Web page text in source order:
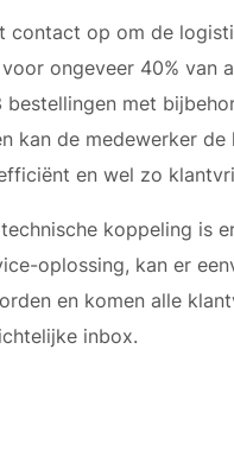
contact op om de
ongeveer 40% van
met
kan de medewerker
en wel zo
koppeling is
oplossing, kan er
en komen alle
inbox.